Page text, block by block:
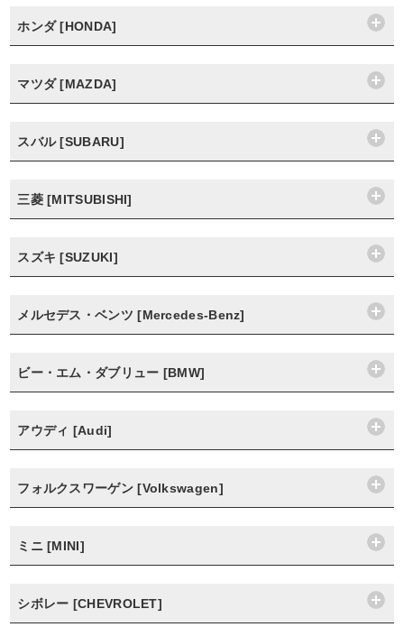
ホンダ [HONDA]
マツダ [MAZDA]
スバル [SUBARU]
三菱 [MITSUBISHI]
スズキ [SUZUKI]
メルセデス・ベンツ [Mercedes-Benz]
ビー・エム・ダブリュー [BMW]
アウディ [Audi]
フォルクスワーゲン [Volkswagen]
ミニ [MINI]
シボレー [CHEVROLET]